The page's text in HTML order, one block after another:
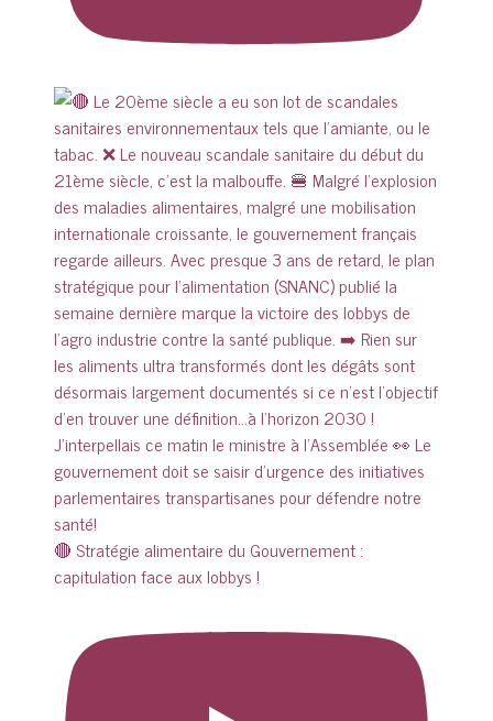
🔴 Stratégie alimentaire du Gouvernement :
capitulation face aux lobbys !